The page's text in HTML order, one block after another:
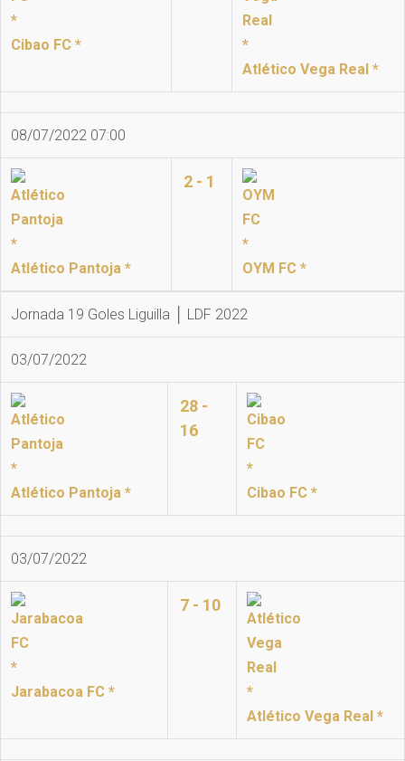
Cibao FC *
Atlético Vega Real *
08/07/2022 07:00
Atlético Pantoja *
2 - 1
OYM FC *
Jornada 19 Goles Liguilla │ LDF 2022
03/07/2022
Atlético Pantoja *
28 -
16
Cibao FC *
03/07/2022
Jarabacoa FC *
7 - 10
Atlético Vega Real *